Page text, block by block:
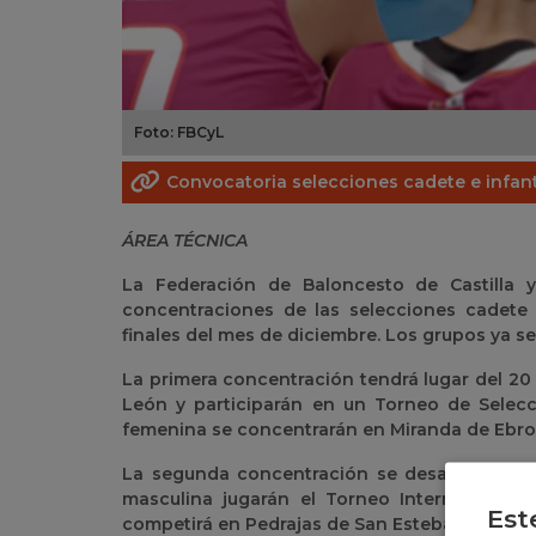
Foto: FBCyL
Convocatoria selecciones cadete e
ÁREA TÉCNICA
La Federación de Baloncesto de
concentraciones de las selecciones
finales del mes de diciembre. Los grupos ya
La primera concentración tendrá lugar del
León y participarán en un Torneo de
femenina se concentrarán en Miranda de
La segunda concentración se desarrollará
masculina jugarán el Torneo Internacional
competirá en Pedrajas de San Esteban